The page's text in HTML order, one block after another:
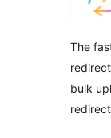
The
bulk